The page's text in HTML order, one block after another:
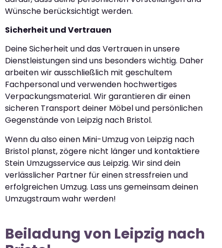
Wünsche berücksichtigt werden.
Sicherheit und Vertrauen
Deine Sicherheit und das Vertrauen in unsere
Dienstleistungen sind uns besonders wichtig. Daher
arbeiten wir ausschließlich mit geschultem
Fachpersonal und verwenden hochwertiges
Verpackungsmaterial. Wir garantieren dir einen
sicheren Transport deiner Möbel und persönlichen
Gegenstände von Leipzig nach Bristol.
Wenn du also einen Mini-Umzug von Leipzig nach
Bristol planst, zögere nicht länger und kontaktiere
Stein Umzugsservice aus Leipzig. Wir sind dein
verlässlicher Partner für einen stressfreien und
erfolgreichen Umzug. Lass uns gemeinsam deinen
Umzugstraum wahr werden!
Beiladung von Leipzig nach